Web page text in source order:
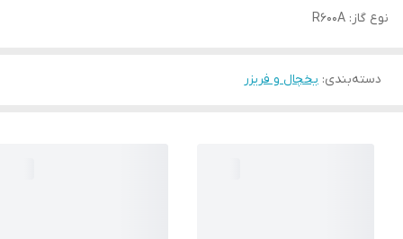
نوع گاز: R600A
دسته‌بندی: یخچال و فریزر